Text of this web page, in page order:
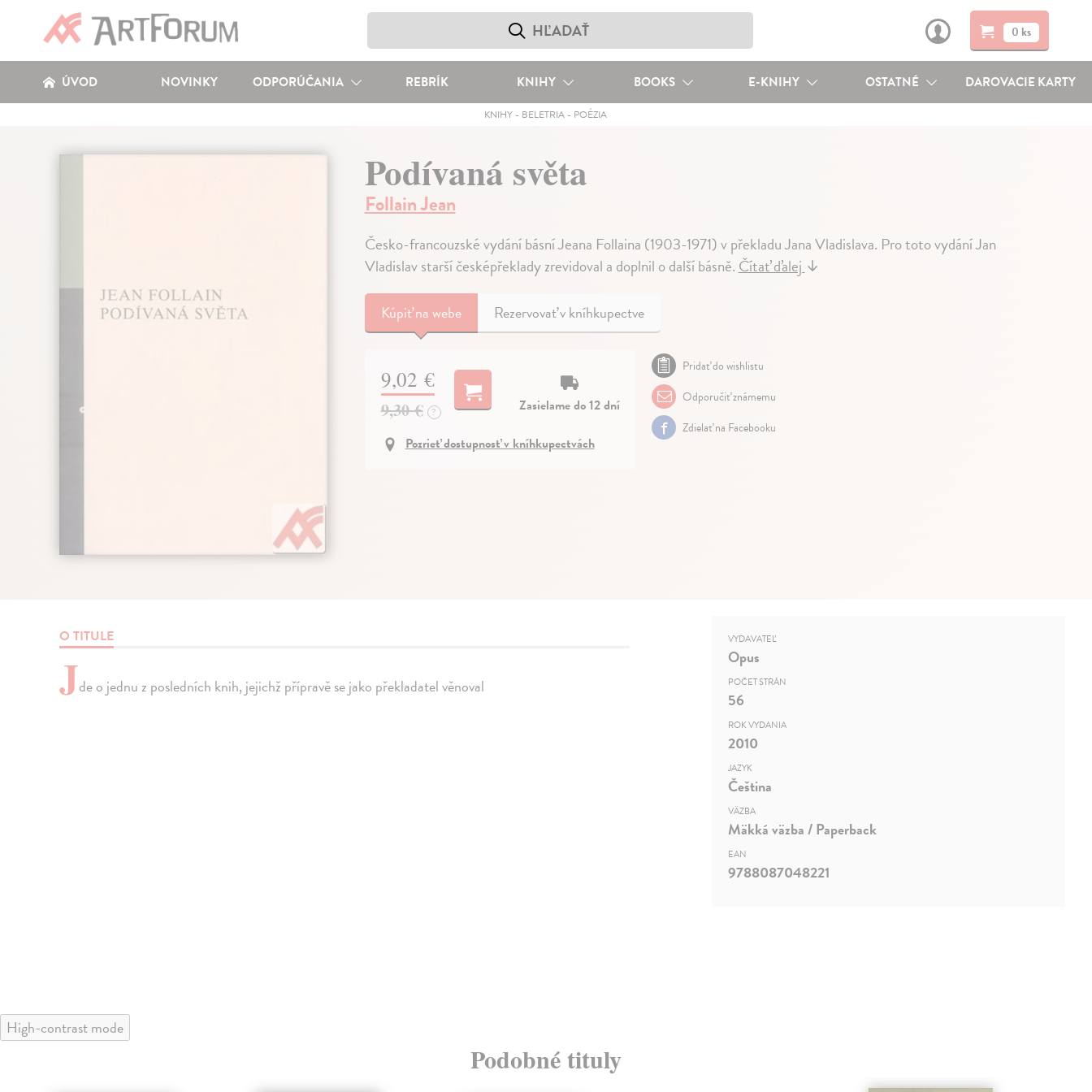
0 ks
ÚVOD NOVINKY ODPORÚČANIA REBRÍK KNIHY BOOKS E-KNIHY OSTATNÉ DAROVACIE KARTY
KNIHY - BELETRIA - POÉZIA
Podívaná světa
Follain Jean
Česko-francouzské vydání básní Jeana Follaina (1903-1971) v překladu Jana Vladislava. Pro toto vydání Jan
Vladislav starší česképřeklady zrevidoval a doplnil o další básně.Čítať ďalej↓
Kúpiťna webe Rezervovať v kníhkupectve
9,02 €
9,30 € ?
Zasielame do 12 dní
Pozrieť dostupnosť v kníhkupectvách
Pridať do wishlistu
Odporučiť známemu
Zdielať na Facebooku
O TITULE
Jde o jednu z posledních knih, jejichž přípravě se jako překladatel věnoval
VYDAVATEĽ
Opus
POČET STRÁN
56
ROK VYDANIA
2010
JAZYK
Čeština
VÄZBA
Mäkká väzba / Paperback
EAN
9788087048221
High-contrast mode
Podobné tituly